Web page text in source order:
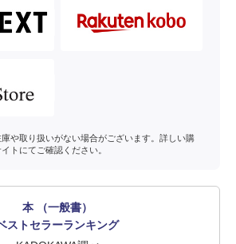
や取り扱いがない場合がございます。詳しい購
トにてご確認ください。
本 （一般書）
ストセラーランキング